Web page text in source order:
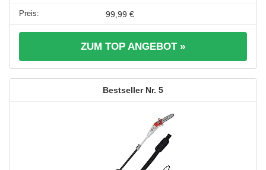
99,99 €
ZUM TOP ANGEBOT »
5